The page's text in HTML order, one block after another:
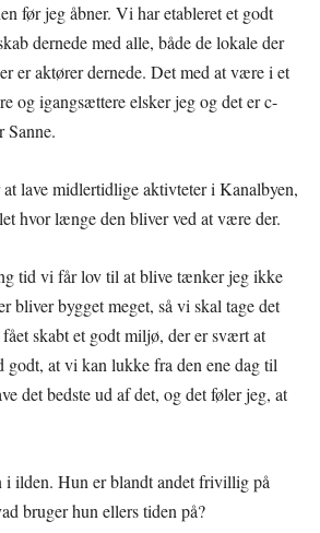
før jeg åbner. Vi har etableret et godt
dernede med alle, både de lokale der
er aktører dernede. Det med at være i et
og igangsættere elsker jeg og det er c-
Sanne.
lave midlertidlige aktivteter i Kanalbyen,
hvor længe den bliver ved at være der.
tid vi får lov til at blive tænker jeg ikke
bliver bygget meget, så vi skal tage det
skabt et godt miljø, der er svært at
godt, at vi kan lukke fra den ene dag til
det bedste ud af det, og det føler jeg, at
i ilden. Hun er blandt andet frivillig på
bruger hun ellers tiden på?